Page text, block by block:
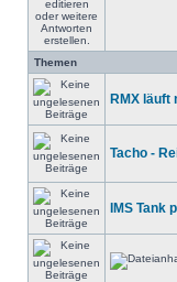
Themen
RMX läuft
Tacho -
IMS Tank